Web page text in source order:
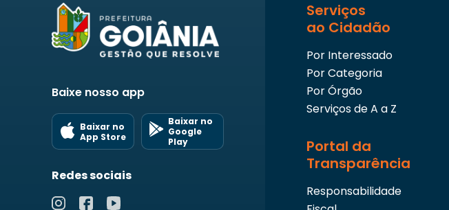
Baixe nosso app
Baixar no
App Store
Baixar no
Google
Play
Redes sociais
Serviços
ao Cidadão
Por Interessado
Por Categoria
Por Órgão
Serviços de A a Z
Portal da
Transparência
Responsabilidade